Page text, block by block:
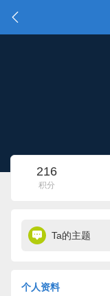
216
积分
Ta的主题
个人资料